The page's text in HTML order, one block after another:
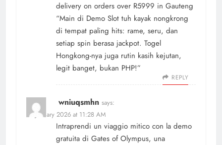
delivery on orders over R5999 in Gauteng
“Main di Demo Slot tuh kayak nongkrong
di tempat paling hits: rame, seru, dan
setiap spin berasa jackpot. Togel
Hongkong-nya juga rutin kasih kejutan,
legit banget, bukan PHP!”
REPLY
wniuqsmhn says:
14 January 2026 at 11:28 AM
Intraprendi un viaggio mitico con la demo
gratuita di Gates of Olympus, una